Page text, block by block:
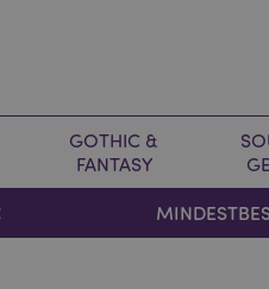
GOTHIC &
FANTASY